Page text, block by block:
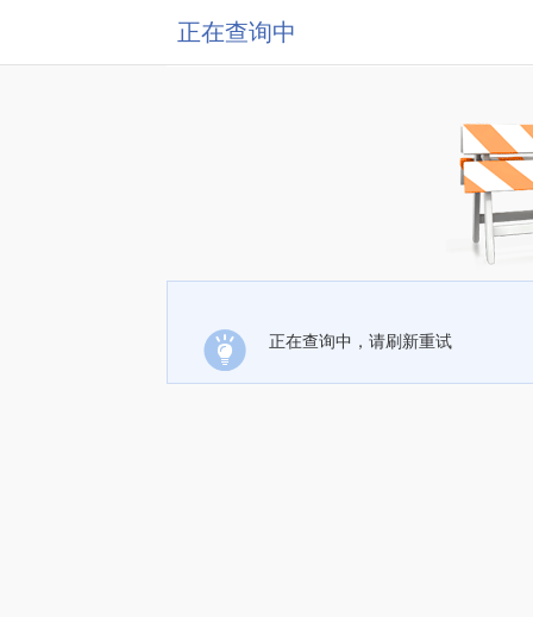
正在查询中
正在查询中，请刷新重试